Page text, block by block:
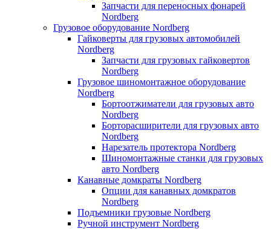
Запчасти для переносных фонарей
Nordberg
Грузовое оборудование Nordberg
Гайковерты для грузовых автомобилей
Nordberg
Запчасти для грузовых гайковертов
Nordberg
Грузовое шиномонтажное оборудование
Nordberg
Бортоотжиматели для грузовых авто
Nordberg
Борторасширители для грузовых авто
Nordberg
Нарезатель протектора Nordberg
Шиномонтажные станки для грузовых
авто Nordberg
Канавные домкраты Nordberg
Опции для канавных домкратов
Nordberg
Подъемники грузовые Nordberg
Ручной инструмент Nordberg